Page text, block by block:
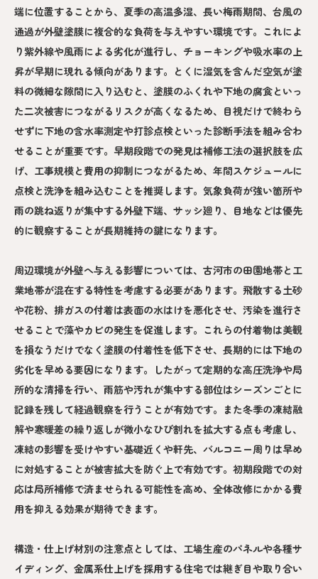
端に位置することから、夏季の高温多湿、長い梅雨期間、台風の
通過が外壁塗膜に複合的な負荷を与えやすい環境です。これによ
り紫外線や風雨による劣化が進行し、チョーキングや吸水率の上
昇が早期に現れる傾向があります。とくに湿気を含んだ空気が塗
料の微細な隙間に入り込むと、塗膜のふくれや下地の腐食といっ
た二次被害につながるリスクが高くなるため、目視だけで終わら
せずに下地の含水率測定や打診点検といった診断手法を組み合わ
せることが重要です。早期段階での発見は補修工法の選択肢を広
げ、工事規模と費用の抑制につながるため、年間スケジュールに
点検と洗浄を組み込むことを推奨します。気象負荷が強い箇所や
雨の跳ね返りが集中する外壁下端、サッシ廻り、目地などは優先
的に観察することが長期維持の鍵になります。
周辺環境が外壁へ与える影響については、古河市の田園地帯と工
業地帯が混在する特性を考慮する必要があります。飛散する土砂
や花粉、排ガスの付着は表面の水はけを悪化させ、汚染を進行さ
せることで藻やカビの発生を促進します。これらの付着物は美観
を損なうだけでなく塗膜の付着性を低下させ、長期的には下地の
劣化を早める要因になります。したがって定期的な高圧洗浄や局
所的な清掃を行い、雨筋や汚れが集中する部位はシーズンごとに
記録を残して経過観察を行うことが有効です。また冬季の凍結融
解や寒暖差の繰り返しが微小なひび割れを拡大する点も考慮し、
凍結の影響を受けやすい基礎近くや軒先、バルコニー周りは早め
に対処することが被害拡大を防ぐ上で有効です。初期段階での対
応は局所補修で済ませられる可能性を高め、全体改修にかかる費
用を抑える効果が期待できます。
構造・仕上げ材別の注意点としては、工場生産のパネルや各種サ
イディング、金属系仕上げを採用する住宅では継ぎ目や取り合い